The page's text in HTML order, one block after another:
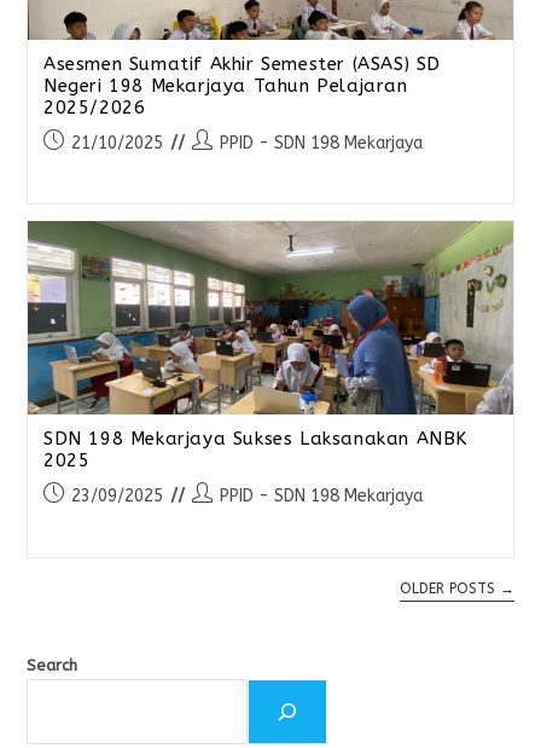
Asesmen Sumatif Akhir Semester (ASAS) SD
Negeri 198 Mekarjaya Tahun Pelajaran
2025/2026
21/10/2025 PPID - SDN 198 Mekarjaya
SDN 198 Mekarjaya Sukses Laksanakan ANBK
2025
23/09/2025 PPID - SDN 198 Mekarjaya
OLDER POSTS →
Search